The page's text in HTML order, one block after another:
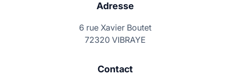
Adresse
6 rue Xavier Boutet
72320 VIBRAYE
Contact